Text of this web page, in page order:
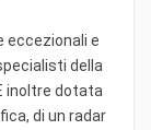
eccezionali e
della
inoltre dotata
di un radar